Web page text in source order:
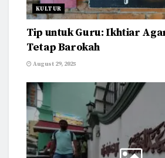
KULTUR
Tip untuk Guru: Ikhtiar
Tetap Barokah
August 29, 2025